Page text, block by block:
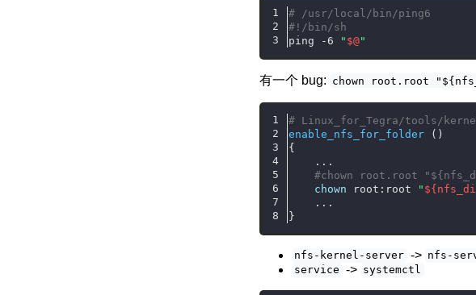
# /usr/local/bin/ping6
#!/bin/sh
ping -6
" $@"
有一个 bug: chown root.root
# Linux_for_Tegra/tools/
enable_nfs_for_folder ()
{
    ...
#chown root.root
chown root:root "
    ...
}
nfs-kernel-server -> nfs-
service -> systemctl